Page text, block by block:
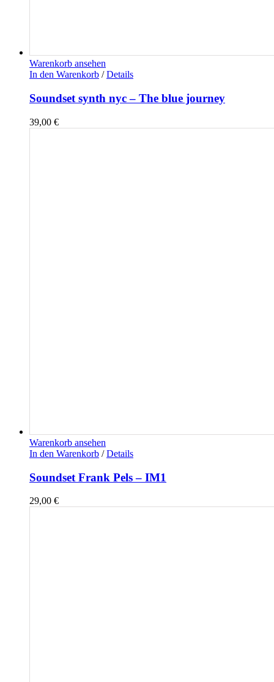
Warenkorb ansehen
In den Warenkorb / Details
Soundset synth nyc – The blue journey
39,00 €
Warenkorb ansehen
In den Warenkorb / Details
Soundset Frank Pels – IM1
29,00 €